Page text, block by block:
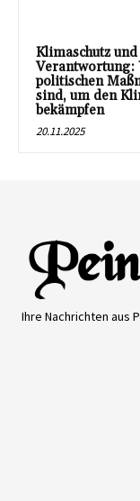
Klimaschutz
Verantwortung:
politischen
sind, um den
bekämpfen
20.11.2025
Ihre Nachrichten aus